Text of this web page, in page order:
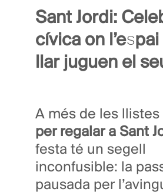
Sant Jordi:
cívica on
llar juguen el
A més de les llistes
per regalar a Sant
festa té un segell
inconfusible: la
pausada per